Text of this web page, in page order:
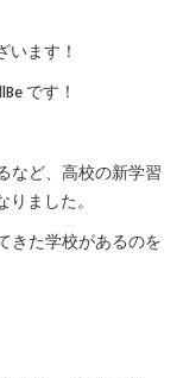
ます！
です！
など、高校の新学習
ました。
きた学校があるのを